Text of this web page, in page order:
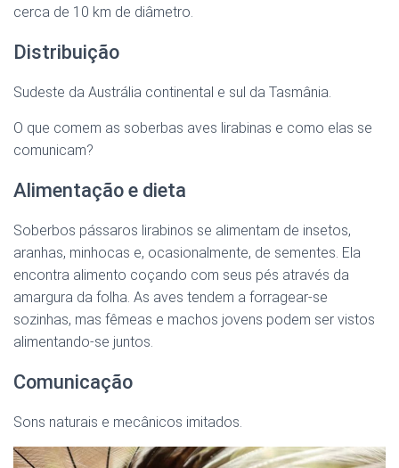
cerca de 10 km de diâmetro.
Distribuição
Sudeste da Austrália continental e sul da Tasmânia.
O que comem as soberbas aves lirabinas e como elas se
comunicam?
Alimentação e dieta
Soberbos pássaros lirabinos se alimentam de insetos,
aranhas, minhocas e, ocasionalmente, de sementes. Ela
encontra alimento coçando com seus pés através da
amargura da folha. As aves tendem a forragear-se
sozinhas, mas fêmeas e machos jovens podem ser vistos
alimentando-se juntos.
Comunicação
Sons naturais e mecânicos imitados.